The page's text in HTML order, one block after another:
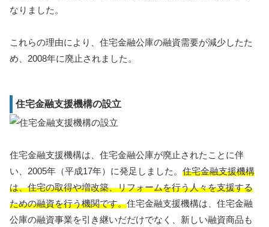
なりました。
これらの理由により、住宅金融公庫の融資需要が減少したた
め、2008年に廃止されました。
住宅金融支援機構の設立
住宅金融支援機構は、住宅金融公庫が廃止されたことに伴
い、2005年（平成17年）に発足しました。 住宅金融支援機構
は、住宅の取得や増改築、リフォームを行う人々を支援する
ための融資を行う機関です。住宅金融支援機構は、住宅金融
公庫の融資事業を引き継いだだけでなく、新しい融資商品も